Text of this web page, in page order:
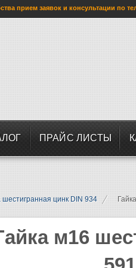
прием заявок и консультации по
ПРАЙС ЛИСТЫ
шестигранная цинк DIN 934
м16